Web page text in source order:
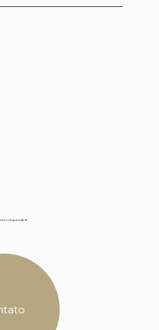
para o inglês ou
em respondê-la.